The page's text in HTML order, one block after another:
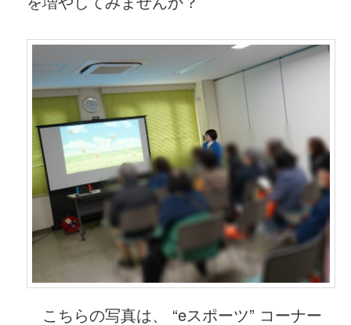
こちらの写真は、 “eスポーツ” コーナー